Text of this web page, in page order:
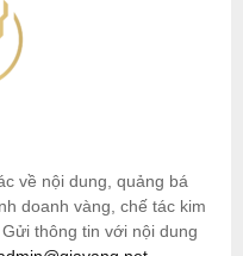
về nội dung, quảng bá
doanh vàng, chế tác kim
thông tin với nội dung